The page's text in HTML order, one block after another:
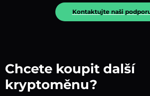
Kontaktujte naši
Chcete koupit další
kryptoměnu?